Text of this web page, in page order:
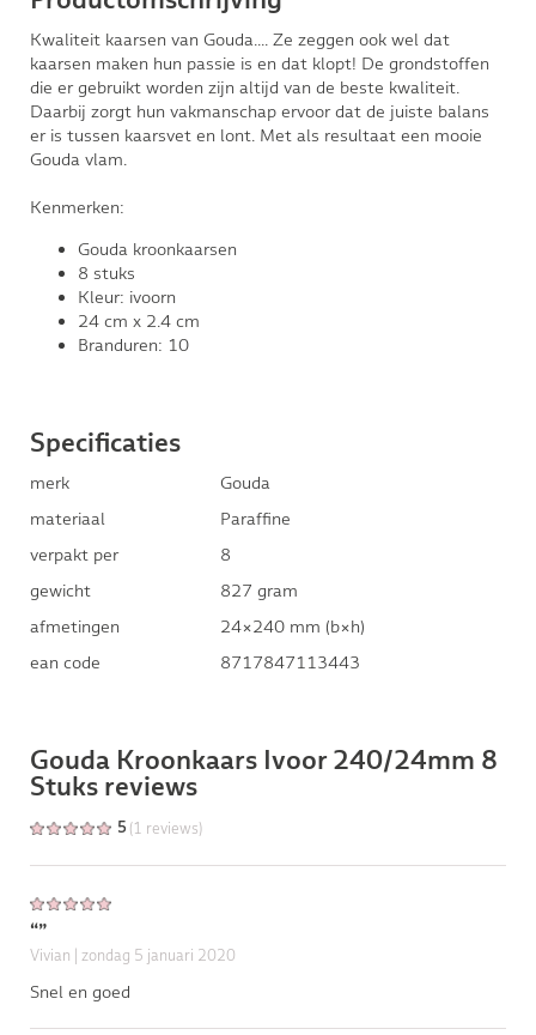
Kwaliteit kaarsen van Gouda.... Ze zeggen ook wel dat
kaarsen maken hun passie is en dat klopt! De grondstoffen
die er gebruikt worden zijn altijd van de beste kwaliteit.
Daarbij zorgt hun vakmanschap ervoor dat de juiste balans
er is tussen kaarsvet en lont. Met als resultaat een mooie
Gouda vlam.
Kenmerken:
Gouda kroonkaarsen
8 stuks
Kleur: ivoorn
24 cm x 2.4 cm
Branduren: 10
Specificaties
merk
Gouda
materiaal
Paraffine
verpakt per
8
gewicht
827 gram
afmetingen
24×240 mm (b×h)
ean code
8717847113443
Gouda Kroonkaars Ivoor 240/24mm 8
Stuks reviews
5 (1 reviews)
“”
Vivian | zondag 5 januari 2020
Snel en goed